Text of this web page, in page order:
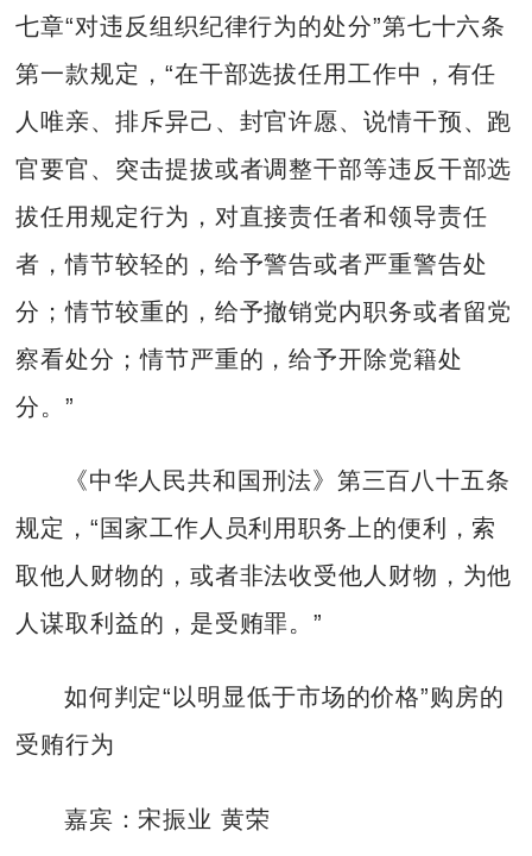
七章“对违反组织纪律行为的处分”第七十六条
第一款规定，“在干部选拔任用工作中，有任
人唯亲、排斥异己、封官许愿、说情干预、跑
官要官、突击提拔或者调整干部等违反干部选
拔任用规定行为，对直接责任者和领导责任
者，情节较轻的，给予警告或者严重警告处
分；情节较重的，给予撤销党内职务或者留党
察看处分；情节严重的，给予开除党籍处
分。”
《中华人民共和国刑法》第三百八十五条
规定，“国家工作人员利用职务上的便利，索
取他人财物的，或者非法收受他人财物，为他
人谋取利益的，是受贿罪。”
如何判定“以明显低于市场的价格”购房的
受贿行为
嘉宾：宋振业 黄荣